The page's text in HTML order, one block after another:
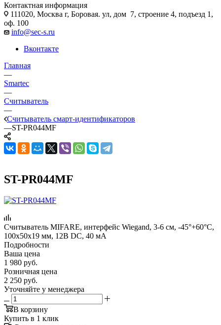
Контактная информация
111020, Москва г, Боровая. ул, дом 7, строение 4, подъезд 1,
оф. 100
info@sec-s.ru
Вконтакте
Главная
—
Smartec
—
Считыватель
—
Считыватель смарт-идентификаторов
—ST-PR044MF
ST-PR044MF
Считыватель MIFARE, интерфейс Wiegand, 3-6 см, -45°+60°С,
100x50x19 мм, 12В DC, 40 мA
Подробности
Ваша цена
1 980 руб.
Розничная цена
2 250 руб.
Уточняйте у менеджера
В корзину
Купить в 1 клик